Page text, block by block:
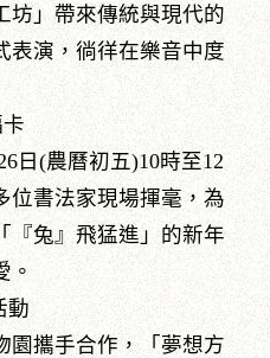
坊」帶來傳統與現代的
表演，徜徉在樂音中度
(農曆初五)10時至12
位書法家現場揮毫，為
『兔』飛猛進」的新年
。
動
園攜手合作，「夢想方